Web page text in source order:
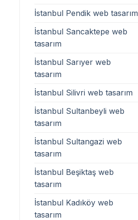
İstanbul Pendik web tasarım
İstanbul Sancaktepe web
tasarım
İstanbul Sarıyer web
tasarım
İstanbul Silivri web tasarım
İstanbul Sultanbeyli web
tasarım
İstanbul Sultangazi web
tasarım
İstanbul Beşiktaş web
tasarım
İstanbul Kadıköy web
tasarım